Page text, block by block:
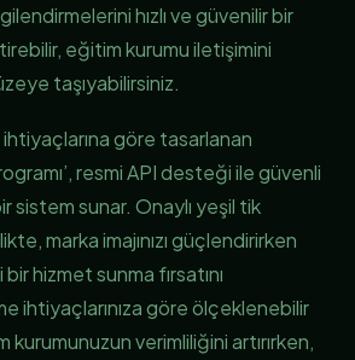
hızlı ve güvenilir bir
eğitim kurumu iletişimini
taşıyabilirsiniz.
göre tasarlanan
resmi API desteği ile güvenli
sistem sunar. Onaylı yeşil tik
marka imajınızı güçlendirirken
hizmet sunma fırsatını
ihtiyaçlarınıza göre ölçeklenebilir
verimliliğini artırırken,